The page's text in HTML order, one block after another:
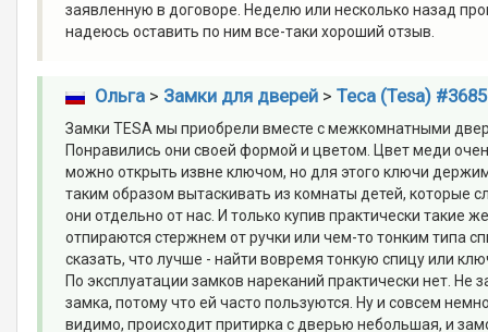
заявленную в договоре. Неделю или несколько назад
надеюсь оставить по ним все-таки хороший отзыв.
Ольга> Замки для дверей> Теса (Tesa) #3685
Замки TESA мы приобрели вместе с межкомнатными
Понравились они своей формой и цветом. Цвет меди
можно открыть извне ключом, но для этого ключи
таким образом вытаскивать из комнаты детей, которые
они отдельно от нас. И только купив практически такие
отпираются стержнем от ручки или чем-то тонким типа
сказать, что лучше - найти вовремя тонкую спицу или
По эксплуатации замков нареканий практически нет. Не
замка, потому что ей часто пользуются. Ну и совсем
видимо, происходит притирка с дверью небольшая, и